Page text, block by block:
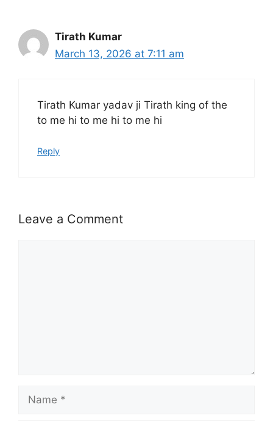
Tirath Kumar
March 13, 2026 at 7:11 am
Tirath Kumar yadav ji Tirath king of the
to me hi to me hi to me hi
Reply
Leave a Comment